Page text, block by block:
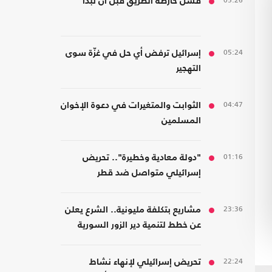
05:24
إسرائيل ترفض أي حل في غزّة سوى
التهجير
04:47
الثوابت والمتغيرات في دعوة الإخوان
المسلمين
01:16
"دولة معادية وخطيرة".. تحريض
إسرائيلي متواصل ضد قطر
23:36
مشاريع بتكلفة مليونية.. الشرع يعلن
عن خطط لتنمية دير الزور السورية
22:24 تحريض إسرائيلي لإنهاء نشاط